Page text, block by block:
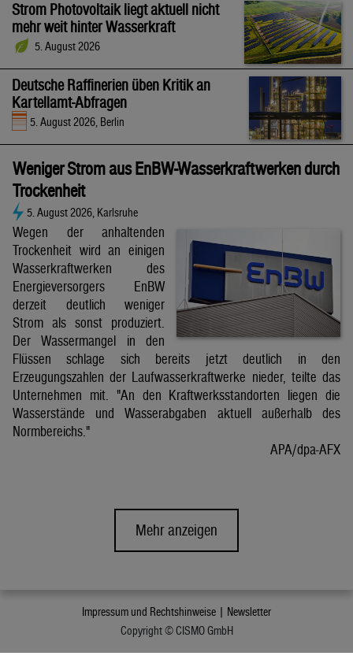
Strom Photovoltaik liegt aktuell nicht
mehr weit hinter Wasserkraft
5. August 2026
Deutsche Raffinerien üben Kritik an
Kartellamt-Abfragen
5. August 2026, Berlin
Weniger Strom aus EnBW-Wasserkraftwerken durch
Trockenheit
5. August 2026, Karlsruhe
Wegen der anhaltenden
Trockenheit wird an einigen
Wasserkraftwerken des
Energieversorgers EnBW
derzeit deutlich weniger
Strom als sonst produziert.
Der Wassermangel in den
Flüssen schlage sich bereits jetzt deutlich in den
Erzeugungszahlen der Laufwasserkraftwerke nieder, teilte das
Unternehmen mit. "An den Kraftwerksstandorten liegen die
Wasserstände und Wasserabgaben aktuell außerhalb des
Normbereichs."
APA/dpa-AFX
Mehr anzeigen
Impressum und Rechtshinweise | Newsletter
Copyright © CISMO GmbH